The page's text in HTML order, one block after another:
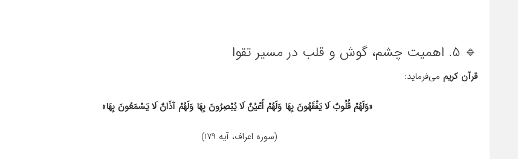
🔹 5. اهمیت چشم، گوش و قلب در مسیر تقوا
قرآن کریم می‌فرماید:
«وَلَهُمْ قُلُوبٌ لَا یَفْقَهُونَ بِهَا وَلَهُمْ أَعْيُنٌ لَا يُبْصِرُونَ بِهَا وَلَهُمْ آذَانٌ لَا یَسْمَعُونَ بِهَا»
(سوره اعراف، آیه 179)